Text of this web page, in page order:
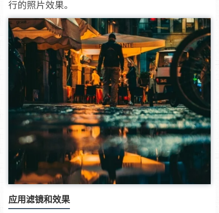
行的照片效果。
应用滤镜和效果